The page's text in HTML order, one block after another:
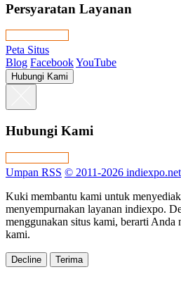
Persyaratan Layanan
Peta Situs
Blog FacebookYouTube
Hubungi Kami
Hubungi Kami
Umpan RSS © 2011-2026 indiexpo.net
Kuki membantu kami untuk
menyempurnakan layanan indiexpo.
menggunakan situs kami, berarti
kami.
Decline Terima